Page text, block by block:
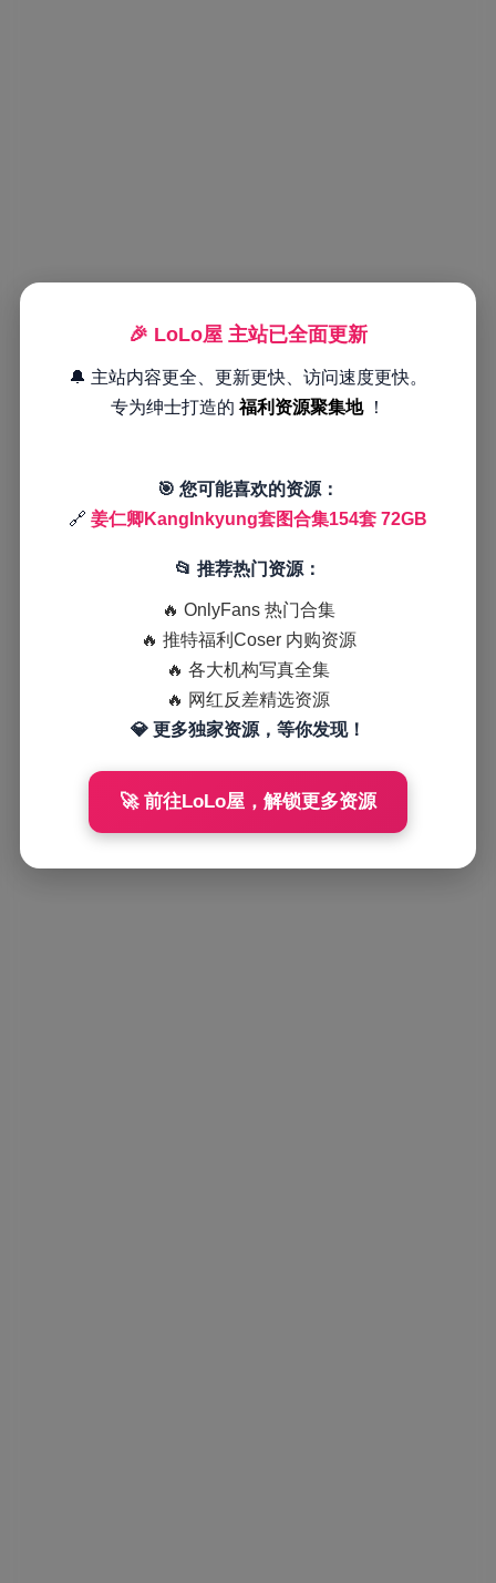
🎉 LoLo屋 主站已全面更新
🔔 主站内容更全、更新更快、访问速度更快。
专为绅士打造的福利资源聚集地 ！
🎯 您可能喜欢的资源：
🔗 姜仁卿KangInkyung套图合集154套 72GB
📂 推荐热门资源：
🔥 OnlyFans 热门合集
🔥 推特福利Coser 内购资源
🔥 各大机构写真全集
🔥 网红反差精选资源
💎 更多独家资源，等你发现！
🚀 前往LoLo屋，解锁更多资源